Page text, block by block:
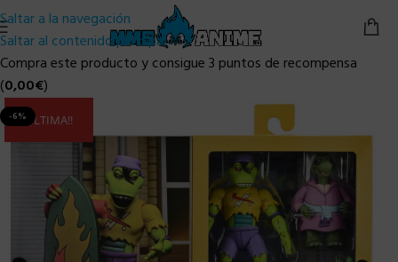
Saltar a la navegación
Saltar al contenido principal
Compra este producto y consigue 3 puntos de recompensa
(0,00€)
-6%ULTIMA!!